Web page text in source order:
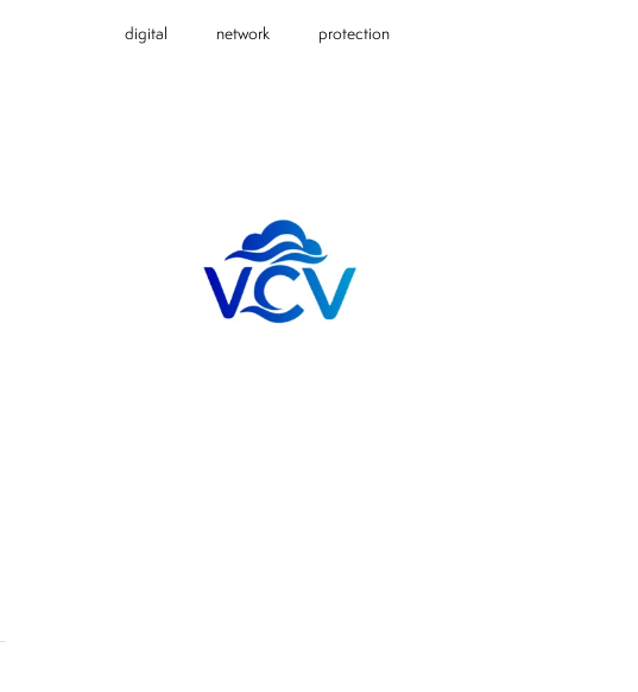
digital network protection